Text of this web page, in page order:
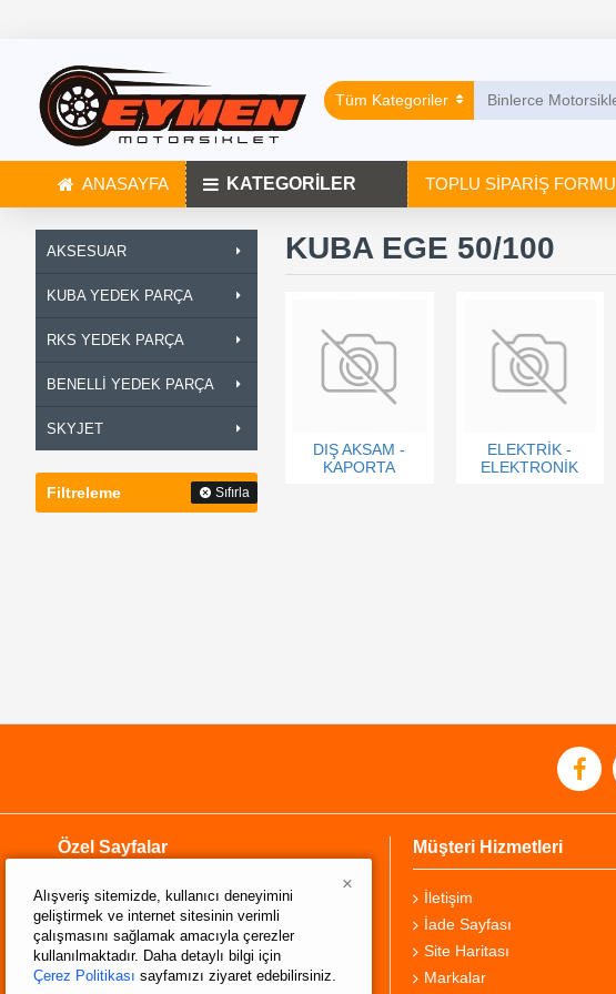
Tüm Kategoriler
ANASAYFA KATEGORİLER TOPLU SİPARİŞ FORMU
AKSESUAR
KUBA YEDEK PARÇA
RKS YEDEK PARÇA
BENELLİ YEDEK PARÇA
SKYJET
Filtreleme Sıfırla
KUBA EGE 50/100
DIŞ AKSAM -
KAPORTA
ELEKTRİK -
ELEKTRONİK
Özel Sayfalar
Hakkımızda
Teslimat Bilgisi
Gizlilik Sözleşmesi
Şartlar ve Koşullar
Müşteri Hizmetleri
İletişim
İade Sayfası
Site Haritası
Markalar
Alışveriş sitemizde, kullanıcı deneyimini
geliştirmek ve internet sitesinin verimli
çalışmasını sağlamak amacıyla çerezler
kullanılmaktadır. Daha detaylı bilgi için
Çerez Politikası sayfamızı ziyaret edebilirsiniz.
×